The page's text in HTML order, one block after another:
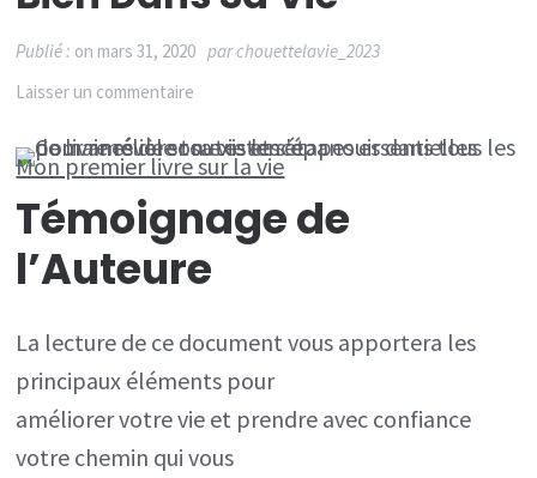
Publié : on mars 31, 2020 parchouettelavie_2023
Laisser un commentaire
Communiquer
Pour
bien
sa
vie
Mon premier livre sur la vie
Témoignage de
l’Auteure
La lecture de ce document vous apportera les
principaux éléments pour
améliorer votre vie et prendre avec confiance
votre chemin qui vous